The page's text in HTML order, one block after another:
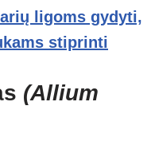
ligoms gydyti,
stiprinti
(Allium